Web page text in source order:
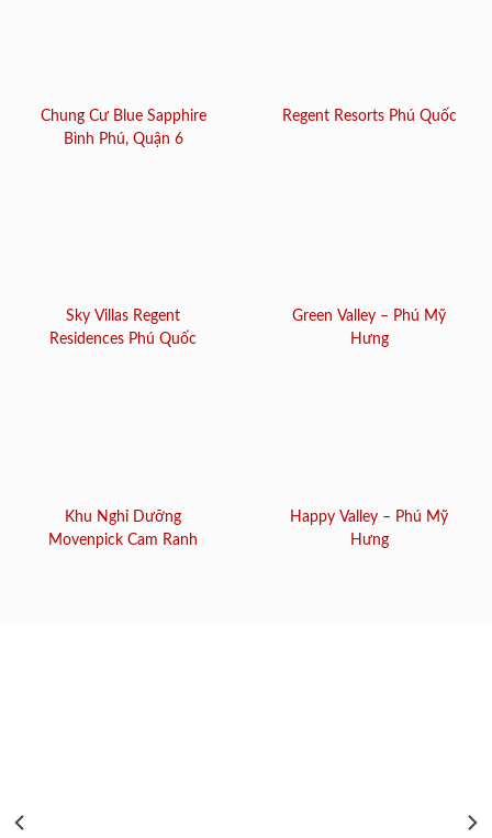
Chung Cư Blue Sapphire
Bình Phú, Quận 6
Regent Resorts Phú Quốc
Sky Villas Regent
Residences Phú Quốc
Green Valley – Phú Mỹ
Hưng
Khu Nghỉ Dưỡng
Movenpick Cam Ranh
Happy Valley – Phú Mỹ
Hưng